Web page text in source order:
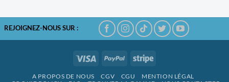
REJOIGNEZ-NOUS SUR :
Visa PayPal Stripe
A PROPOS DE NOUS CGV CGU
MENTION LÉGAL